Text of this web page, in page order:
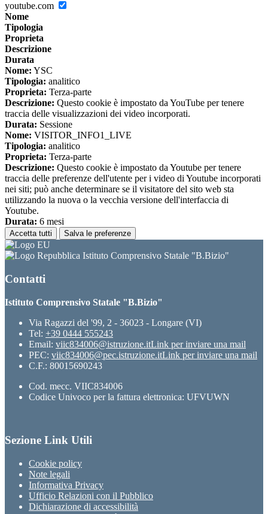
youtube.com
Nome
Tipologia
Proprieta
Descrizione
Durata
Nome: YSC
Tipologia: analitico
Proprieta: Terza-parte
Descrizione: Questo cookie è impostato da YouTube per tenere
traccia delle visualizzazioni dei video incorporati.
Durata: Sessione
Nome: VISITOR_INFO1_LIVE
Tipologia: analitico
Proprieta: Terza-parte
Descrizione: Questo cookie è impostato da Youtube per tenere
traccia delle preferenze dell'utente per i video di Youtube incorporati
nei siti; può anche determinare se il visitatore del sito web sta
utilizzando la nuova o la vecchia versione dell'interfaccia di
Youtube.
Durata: 6 mesi
Accetta tutti Salva le preferenze
Istituto Comprensivo Statale "B.Bizio"
Contatti
Istituto Comprensivo Statale "B.Bizio"
Via Ragazzi del '99, 2 - 36023 - Longare (VI)
Tel: +39 0444 555243
Email: viic834006@istruzione.itLink per inviare una mail
PEC: viic834006@pec.istruzione.itLink per inviare una mail
C.F.: 80015690243
Cod. mecc. VIIC834006
Codice Univoco per la fattura elettronica: UFVUWN
Sezione Link Utili
Cookie policy
Note legali
Informativa Privacy
Ufficio Relazioni con il Pubblico
Dichiarazione di accessibilità